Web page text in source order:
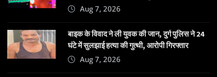
Aug 7, 2026
बाइक के विवाद ने ली युवक की जान, दुर्ग पुलिस ने 24
घंटे में सुलझाई हत्या की गुत्थी, आरोपी गिरफ्तार
Aug 7, 2026